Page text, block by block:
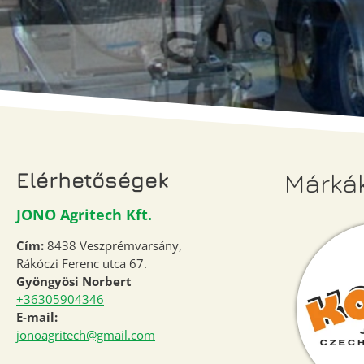
Elérhetőségek
JONO Agritech Kft.
Cím: 8438 Veszprémvarsány,
Rákóczi Ferenc utca 67.
Gyöngyösi Norbert
+36305904346
E-mail:
jonoagritech@gmail.com